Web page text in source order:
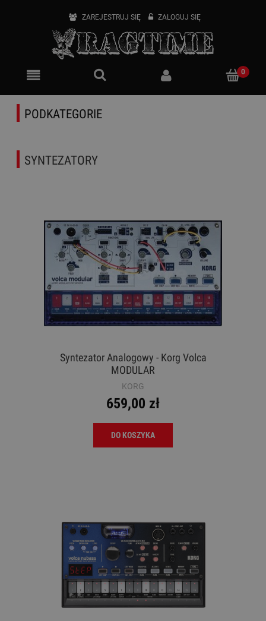
ZAREJESTRUJ SIĘ ZALOGUJ SIĘ
PODKATEGORIE
SYNTEZATORY
Syntezator Analogowy - Korg Volca
MODULAR
KORG
659,00 zł
DO KOSZYKA